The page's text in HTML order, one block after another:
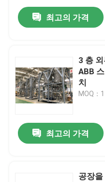
제품
동영상
우리에 대하여
최고의 가격
3 층
ABB
치
MOQ：1
최고의 가격
공장